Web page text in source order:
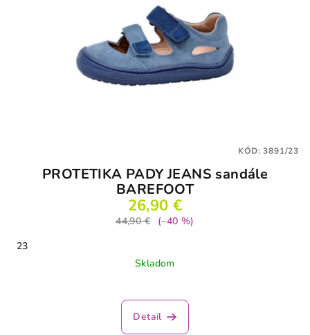
PROTETIKA PADY JEANS sandále
BAREFOOT
26,90 €
44,90 €
(–40 %)
23
Skladom
Detail
KÓD:3891/23